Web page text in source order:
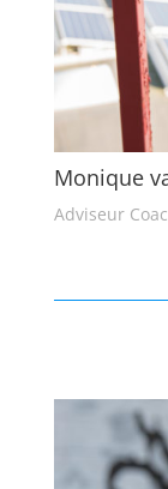
Monique
Adviseur